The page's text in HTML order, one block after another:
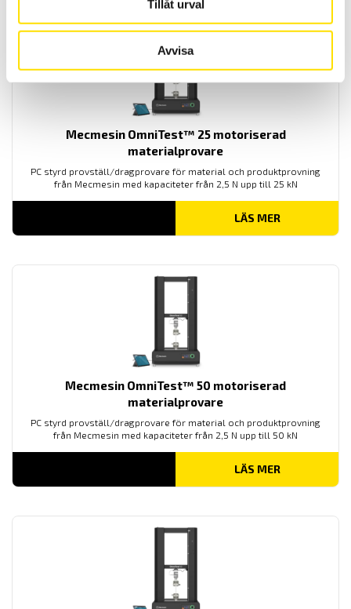
Tillåt urval
Avvisa
Mecmesin OmniTest™ 25 motoriserad
materialprovare
PC styrd provställ/dragprovare för material och produktprovning
från Mecmesin med kapaciteter från 2,5 N upp till 25 kN
LÄS MER
Mecmesin OmniTest™ 50 motoriserad
materialprovare
PC styrd provställ/dragprovare för material och produktprovning
från Mecmesin med kapaciteter från 2,5 N upp till 50 kN
LÄS MER